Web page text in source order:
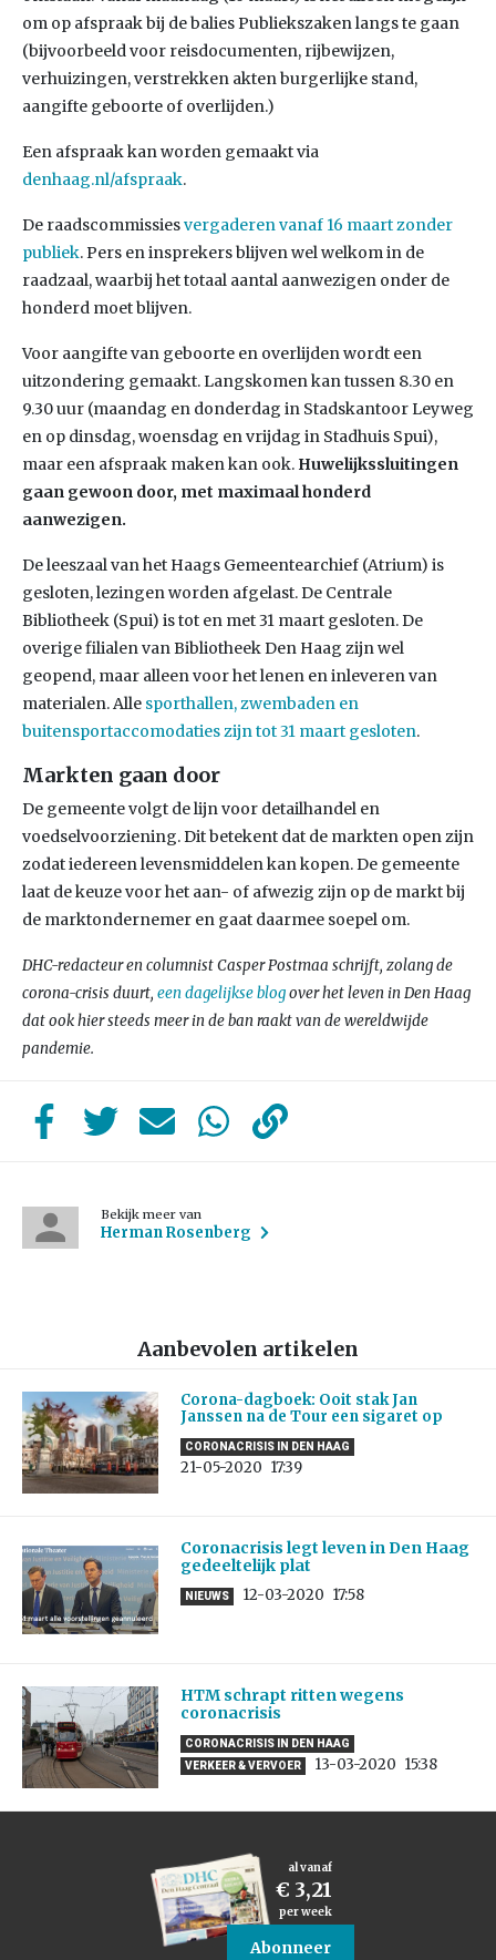
om op afspraak bij de balies Publiekszaken langs te gaan
(bijvoorbeeld voor reisdocumenten, rijbewijzen,
verhuizingen, verstrekken akten burgerlijke stand,
aangifte geboorte of overlijden.)
Een afspraak kan worden gemaakt via
denhaag.nl/afspraak.
De raadscommissiesvergaderen vanaf 16 maart zonder
publiek. Pers en insprekers blijven wel welkom in de
raadzaal, waarbij het totaal aantal aanwezigen onder de
honderd moet blijven.
Voor aangifte van geboorte en overlijden wordt een
uitzondering gemaakt. Langskomen kan tussen 8.30 en
9.30 uur (maandag en donderdag in Stadskantoor Leyweg
en op dinsdag, woensdag en vrijdag in Stadhuis Spui),
maar een afspraak maken kan ook. Huwelijkssluitingen
gaan gewoon door, met maximaal honderd
aanwezigen.
De leeszaal van het Haags Gemeentearchief (Atrium) is
gesloten, lezingen worden afgelast. De Centrale
Bibliotheek (Spui) is tot en met 31 maart gesloten. De
overige filialen van Bibliotheek Den Haag zijn wel
geopend, maar alleen voor het lenen en inleveren van
materialen. Alle sporthallen, zwembaden en
buitensportaccomodaties zijn tot 31 maart gesloten.
Markten gaan door
De gemeente volgt de lijn voor detailhandel en
voedselvoorziening. Dit betekent dat de markten open zijn
zodat iedereen levensmiddelen kan kopen. De gemeente
laat de keuze voor het aan- of afwezig zijn op de markt bij
de marktondernemer en gaat daarmee soepel om.
DHC-redacteur en columnist Casper Postmaa schrijft, zolang de
corona-crisis duurt, een dagelijkse blogover het leven in Den Haag
dat ook hier steeds meer in de ban raakt van de wereldwijde
pandemie.
Bekijk meer van
Herman Rosenberg
Aanbevolen artikelen
Corona-dagboek: Ooit stak Jan
Janssen na de Tour een sigaret op
CORONACRISIS IN DEN HAAG
21-05-2020 17:39
Coronacrisis legt leven in Den Haag
gedeeltelijk plat
NIEUWS 12-03-2020 17:58
HTM schrapt ritten wegens
coronacrisis
CORONACRISIS IN DEN HAAG
VERKEER & VERVOER
13-03-2020 15:38
al vanaf
€ 3,21
per week
Abonneer